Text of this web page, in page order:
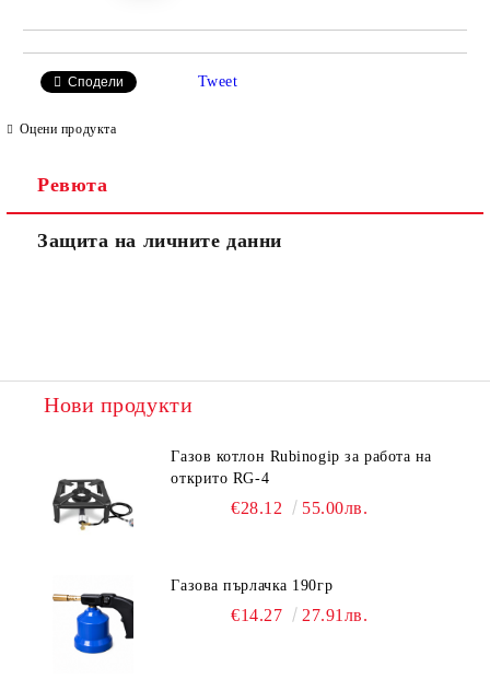
Сподели Tweet
Оцени продукта
Ревюта
Защита на личните данни
Нови продукти
Газов котлон Rubinogip за работа на
открито RG-4
€28.12 55.00лв.
Газова пърлачка 190гр
€14.27 27.91лв.